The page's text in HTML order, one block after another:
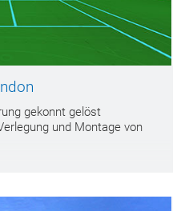
gekonnt gelöst
und Montage von